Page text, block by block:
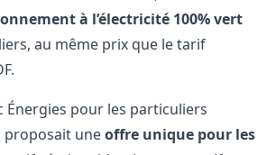
à l’électricité 100% vert
au même prix que le tarif
Énergies pour les particuliers
proposait uneoffre unique pour les